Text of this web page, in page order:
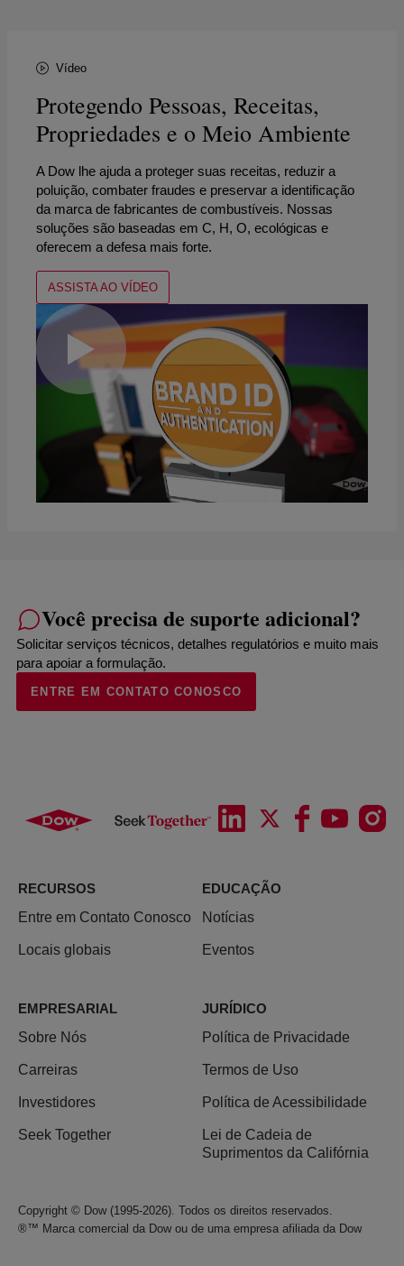
Vídeo
Protegendo Pessoas, Receitas,
Propriedades e o Meio Ambiente
A Dow lhe ajuda a proteger suas receitas, reduzir a
poluição, combater fraudes e preservar a identificação
da marca de fabricantes de combustíveis. Nossas
soluções são baseadas em C, H, O, ecológicas e
oferecem a defesa mais forte.
ASSISTA AO VÍDEO
Você precisa de suporte adicional?
Solicitar serviços técnicos, detalhes regulatórios e muito mais
para apoiar a formulação.
ENTRE EM CONTATO CONOSCO
RECURSOS
Entre em Contato Conosco
Locais globais
EDUCAÇÃO
Notícias
Eventos
EMPRESARIAL
Sobre Nós
Carreiras
Investidores
Seek Together
JURÍDICO
Política de Privacidade
Termos de Uso
Política de Acessibilidade
Lei de Cadeia de
Suprimentos da Califórnia
Copyright © Dow (1995-2026). Todos os direitos reservados.
®™ Marca comercial da Dow ou de uma empresa afiliada da Dow